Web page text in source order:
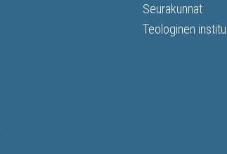
Seurakunnat
Teologinen